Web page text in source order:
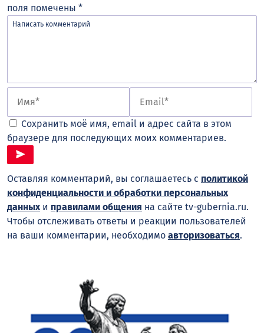
поля помечены *
Сохранить моё имя, email и адрес сайта в этом
браузере для последующих моих комментариев.
Оставляя комментарий, вы соглашаетесь с политикой
конфиденциальности и обработки персональных
данных и правилами общения на сайте tv-gubernia.ru.
Чтобы отслеживать ответы и реакции пользователей
на ваши комментарии, необходимо авторизоваться.